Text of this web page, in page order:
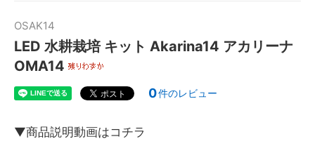
OSAK14
LED 水耕栽培 キット Akarina14 アカリーナ
OMA14
0件のレビュー
▼商品説明動画はコチラ